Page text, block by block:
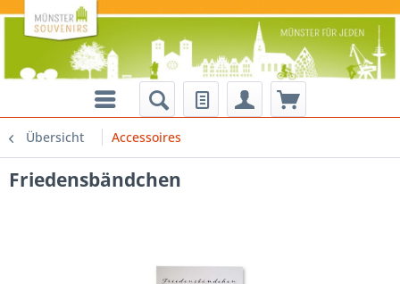
Übersicht Accessoires
Friedensbändchen